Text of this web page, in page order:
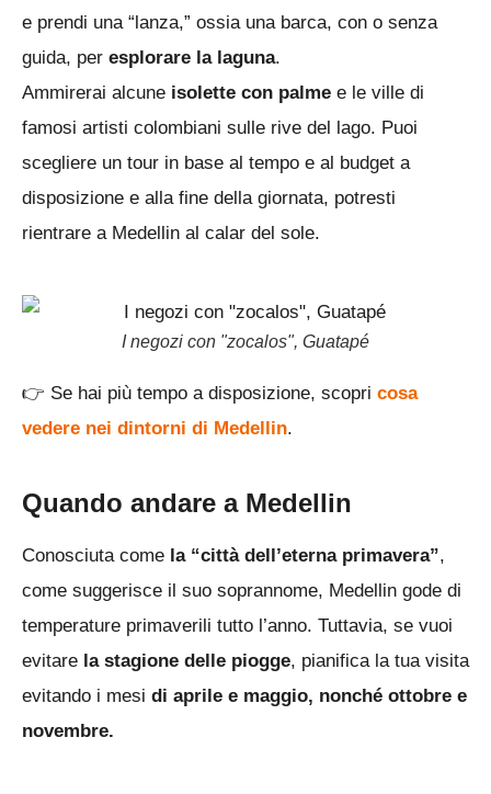
e prendi una “lanza,” ossia una barca, con o senza
guida, per esplorare la laguna.
Ammirerai alcune isolette con palme e le ville di
famosi artisti colombiani sulle rive del lago. Puoi
scegliere un tour in base al tempo e al budget a
disposizione e alla fine della giornata, potresti
rientrare a Medellin al calar del sole.
I negozi con "zocalos", Guatapé
👉 Se hai più tempo a disposizione, scopri cosa
vedere nei dintorni di Medellin.
Quando andare a Medellin
Conosciuta come la “città dell’eterna primavera”,
come suggerisce il suo soprannome, Medellin gode di
temperature primaverili tutto l’anno. Tuttavia, se vuoi
evitare la stagione delle piogge, pianifica la tua visita
evitando i mesi di aprile e maggio, nonché ottobre e
novembre.